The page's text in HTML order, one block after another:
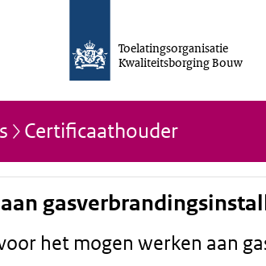
Toelatingsorganisatie
Kwaliteitsborging Bouw
Certificaathouder
het mogen werken aan